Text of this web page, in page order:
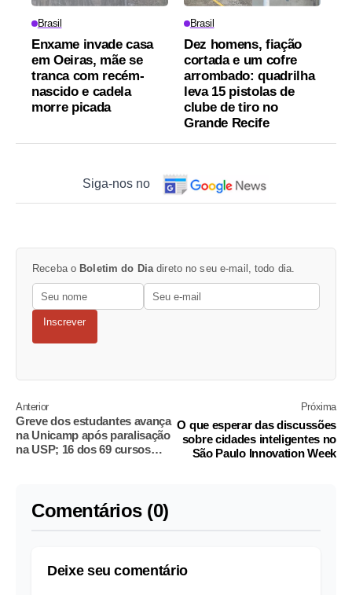
Brasil
Enxame invade casa
em Oeiras, mãe se
tranca com recém-
nascido e cadela
morre picada
Brasil
Dez homens, fiação
cortada e um cofre
arrombado: quadrilha
leva 15 pistolas de
clube de tiro no
Grande Recife
Siga-nos no
Receba o Boletim do Dia direto no seu e-mail, todo dia.
Inscrever
Anterior
Greve dos estudantes avança
na Unicamp após paralisação
na USP; 16 dos 69 cursos
Próxima
O que esperar das discussões
sobre cidades inteligentes no
São Paulo Innovation Week
Comentários (0)
Deixe seu comentário